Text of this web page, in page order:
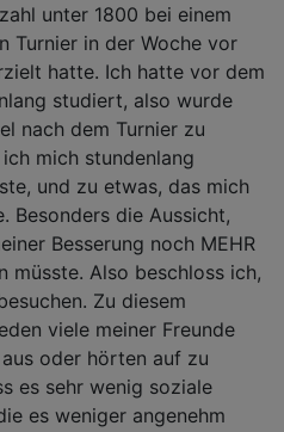
unter 1800 bei einem
Turnier in der Woche vor
hatte. Ich hatte vor dem
studiert, also wurde
nach dem Turnier zu
mich stundenlang
und zu etwas, das mich
Besonders die Aussicht,
Besserung noch MEHR
müsste. Also beschloss ich,
Zu diesem
viele meiner Freunde
oder hörten auf zu
es sehr wenig soziale
es weniger angenehm